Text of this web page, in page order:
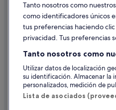
Albergues en A
Hoteles cerca de
Hoteles cerca de
Pensiones en A
A Magdalena hoteles
B&B en Ferrol
Zenit hoteles en
Prensa
Tanto nosotros como nuestros
como identificadores únicos
tus preferencias haciendo
privacidad. Tus preferencias
Tanto nosotros como
Utilizar datos de localización
su identificación. Almacenar la
personalizados, medición de
Lista de asociados